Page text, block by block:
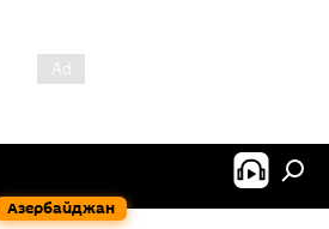
Азербайджан